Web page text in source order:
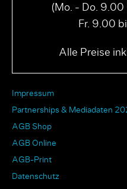
(Mo. - Do.
Fr. 9.00
Alle Preise
Impressum
Partnerships & Mediadaten
AGB Shop
AGB Online
AGB-Print
Datenschutz